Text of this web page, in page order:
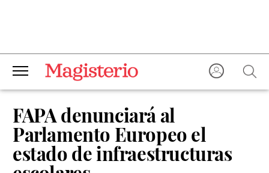
FAPA denunciará al
Parlamento Europeo el
estado de infraestructuras